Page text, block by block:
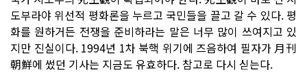
도부라야 위선적 평화론을 누르고 국민들을 끌고 갈 수 있다. 평
화를 원하거든 전쟁을 준비하라는 말은 너무 많이 쓰여지고 있
지만 진실이다. 1994년 1차 북핵 위기에 즈음하여 필자가 月刊
朝鮮에 썼던 기사는 지금도 유효하다. 참고로 다시 싣는다.